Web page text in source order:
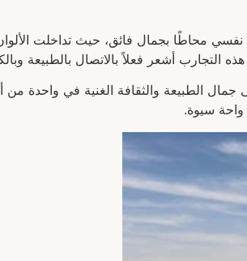
محاطًا بجمال فائق، حيث تداخلت
أشعر فعلاً بالاتصال بالطبيعة
الطبيعة والثقافة الغنية في واحدة من
واحة سيوة.